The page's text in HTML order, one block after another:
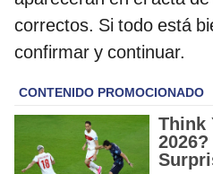
correctos. Si todo está
confirmar y continuar.